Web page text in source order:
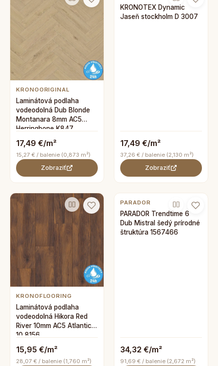
KRONOORIGINAL
Laminátová podlaha
vodeodolná Dub Blonde
Montanara 8mm AC5
Herringbone K847
17,49 €/m²
15,27 € / balenie (0,873 m²)
Zobraziť
KRONOTEX Dynamic
Jaseň stockholm D 3007
17,49 €/m²
37,26 € / balenie (2,130 m²)
Zobraziť
KRONOFLOORING
Laminátová podlaha
vodeodolná Hikora Red
River 10mm AC5 Atlantic
10 8156
15,95 €/m²
28,07 € / balenie (1,760 m²)
PARADOR
PARADOR Trendtime 6
Dub Mistral šedý prírodné
štruktúra 1567466
34,32 €/m²
91,69 € / balenie (2,672 m²)